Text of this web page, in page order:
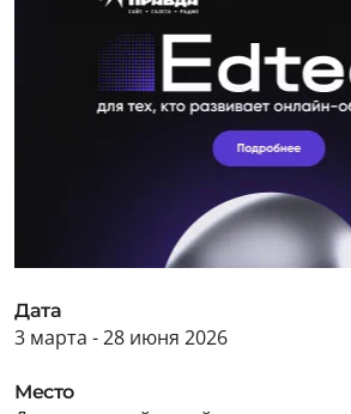
Дата
3 марта - 28 июня 2026
Место